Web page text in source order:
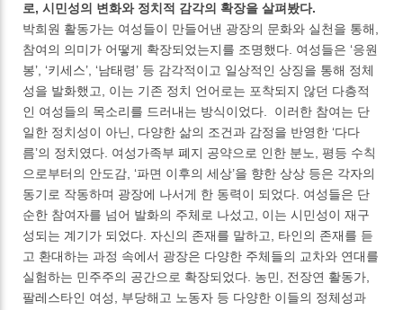
로, 시민성의 변화와 정치적 감각의 확장을 살펴봤다.
박희원 활동가는 여성들이 만들어낸 광장의 문화와 실천을 통해,
참여의 의미가 어떻게 확장되었는지를 조명했다. 여성들은 ‘응원
봉’, ‘키세스’, ‘남태령’ 등 감각적이고 일상적인 상징을 통해 정체
성을 발화했고, 이는 기존 정치 언어로는 포착되지 않던 다층적
인 여성들의 목소리를 드러내는 방식이었다. 이러한 참여는 단
일한 정치성이 아닌, 다양한 삶의 조건과 감정을 반영한 ‘다다
름’의 정치였다. 여성가족부 폐지 공약으로 인한 분노, 평등 수칙
으로부터의 안도감, ‘파면 이후의 세상’을 향한 상상 등은 각자의
동기로 작동하며 광장에 나서게 한 동력이 되었다. 여성들은 단
순한 참여자를 넘어 발화의 주체로 나섰고, 이는 시민성이 재구
성되는 계기가 되었다. 자신의 존재를 말하고, 타인의 존재를 듣
고 환대하는 과정 속에서 광장은 다양한 주체들의 교차와 연대를
실험하는 민주주의 공간으로 확장되었다. 농민, 전장연 활동가,
팔레스타인 여성, 부당해고 노동자 등 다양한 이들의 정체성과